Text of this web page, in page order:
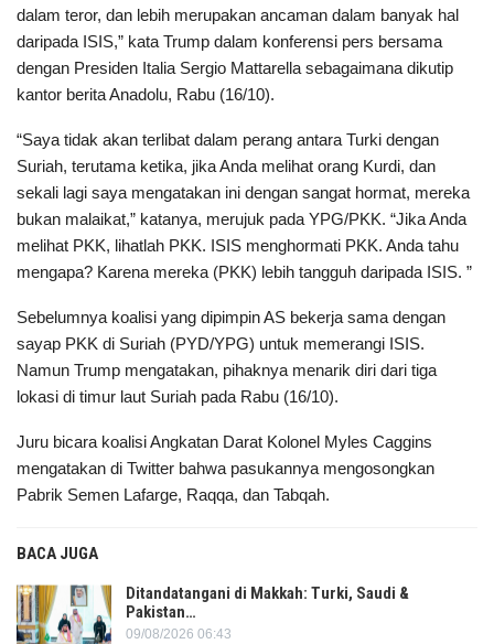
dalam teror, dan lebih merupakan ancaman dalam banyak hal
daripada ISIS,” kata Trump dalam konferensi pers bersama
dengan Presiden Italia Sergio Mattarella sebagaimana dikutip
kantor berita Anadolu, Rabu (16/10).
“Saya tidak akan terlibat dalam perang antara Turki dengan
Suriah, terutama ketika, jika Anda melihat orang Kurdi, dan
sekali lagi saya mengatakan ini dengan sangat hormat, mereka
bukan malaikat,” katanya, merujuk pada YPG/PKK. “Jika Anda
melihat PKK, lihatlah PKK. ISIS menghormati PKK. Anda tahu
mengapa? Karena mereka (PKK) lebih tangguh daripada ISIS. ”
Sebelumnya koalisi yang dipimpin AS bekerja sama dengan
sayap PKK di Suriah (PYD/YPG) untuk memerangi ISIS.
Namun Trump mengatakan, pihaknya menarik diri dari tiga
lokasi di timur laut Suriah pada Rabu (16/10).
Juru bicara koalisi Angkatan Darat Kolonel Myles Caggins
mengatakan di Twitter bahwa pasukannya mengosongkan
Pabrik Semen Lafarge, Raqqa, dan Tabqah.
BACA JUGA
Ditandatangani di Makkah: Turki, Saudi &
Pakistan…
09/08/2026 06:43